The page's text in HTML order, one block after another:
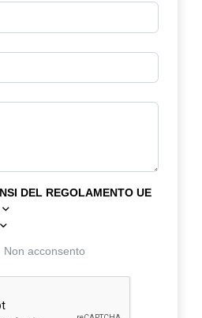
DEL REGOLAMENTO UE
Non acconsento